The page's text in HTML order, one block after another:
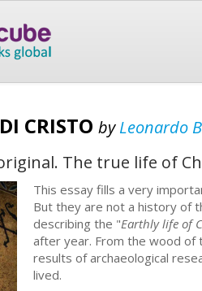
CRISTO byLeonardo
The true life of
This essay fills a very
But they are not a history of
describing the "Earthly life of
after year. From the wood of
results of archaeological
lived.